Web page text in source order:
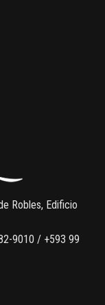
Robles, Edificio
9010 / +593 99